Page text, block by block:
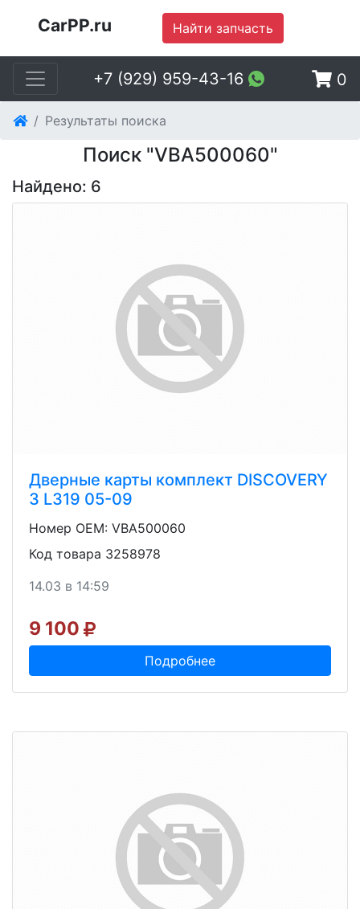
CarPP.ru Найти запчасть
+7 (929) 959-43-16 0
Результаты поиска
Поиск "VBA500060"
Найдено: 6
Дверные карты комплект DISCOVERY
3 L319 05-09
Номер OEM: VBA500060
Код товара 3258978
14.03 в 14:59
9 100
Подробнее